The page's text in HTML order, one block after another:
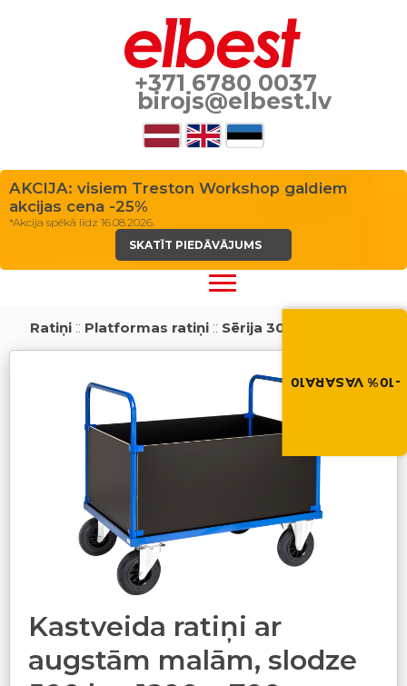
Vasara nāk ar
-10% atlaide visiem
Izmanto atlaides
-10% VASARA10
+371 6780 0037
birojs@elbest.lv
AKCIJA: visiem Treston Workshop galdiem
akcijas cena -25%
*Akcija spēkā līdz 16.08.2026.
SKATĪT PIEDĀVĀJUMS
Ratiņi:: Platformas ratiņi:: Sērija 300
Kastveida ratiņi ar
augstām malām, slodze